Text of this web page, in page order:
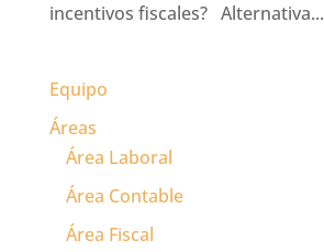
incentivos fiscales? Alternativa...
Equipo
Áreas
Área Laboral
Área Contable
Área Fiscal